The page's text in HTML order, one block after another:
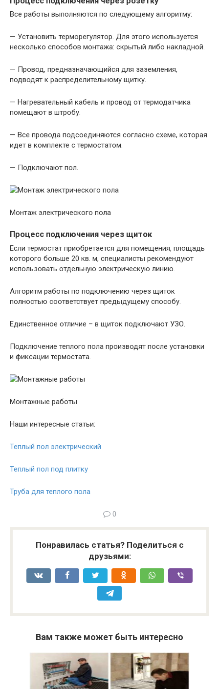
Все работы выполняются по следующему алгоритму:
— Установить терморегулятор. Для этого используется
несколько способов монтажа: скрытый либо накладной.
— Провод, предназначающийся для заземления,
подводят к распределительному щитку.
— Нагревательный кабель и провод от термодатчика
помещают в штробу.
— Все провода подсоединяются согласно схеме, которая
идет в комплекте с термостатом.
— Подключают пол.
Монтаж электрического пола
Процесс подключения через щиток
Если термостат приобретается для помещения, площадь
которого больше 20 кв. м, специалисты рекомендуют
использовать отдельную электрическую линию.
Алгоритм работы по подключению через щиток
полностью соответствует предыдущему способу.
Единственное отличие – в щиток подключают УЗО.
Подключение теплого пола производят после установки
и фиксации термостата.
Монтажные работы
Наши интересные статьи:
Теплый пол электрический
Теплый пол под плитку
Труба для теплого пола
0
Понравилась статья? Поделиться с
друзьями:
Вам также может быть интересно